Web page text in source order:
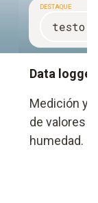
DESTAQUE
testo
Data
Medición y
de valores
humedad.